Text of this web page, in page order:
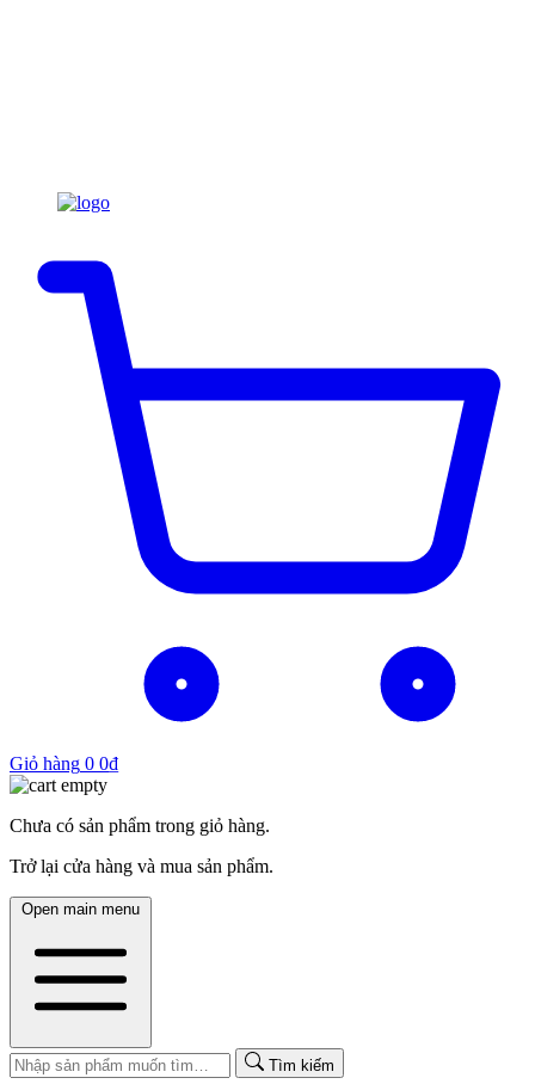
Giỏ hàng 0 0₫
Chưa có sản phẩm trong giỏ hàng.
Trở lại cửa hàng và mua sản phẩm.
Open main menu
Tìm kiếm